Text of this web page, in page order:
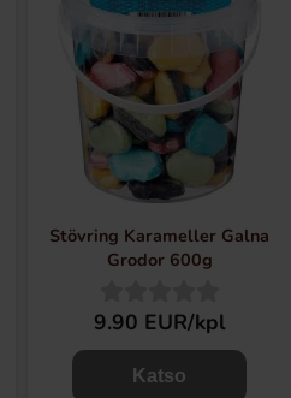
Stövring Karameller Galna
Grodor 600g
9.90 EUR/kpl
Katso